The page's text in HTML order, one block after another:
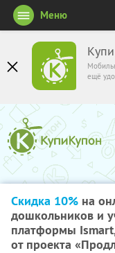
ещё
Меню
Скидка 10% на
дошкольников и
платформы
от проекта